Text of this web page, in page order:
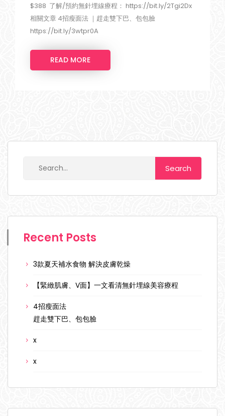
$388 了解/預約無針埋線療程： https://bit.ly/2Tgi2Dx
相關文章 4招瘦面法 ｜趕走雙下巴、包包臉
https://bit.ly/3wtpr0A
READ MORE
Recent Posts
3款夏天補水食物 解決皮膚乾燥
【緊緻肌膚、V面】一文看清無針埋線美容療程
4招瘦面法
趕走雙下巴、包包臉
x
x